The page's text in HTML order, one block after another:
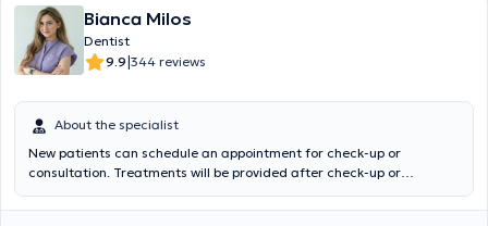
Bianca Milos
Dentist
9.9|344 reviews
About the specialist
New patients can schedule an appointment for check-up or
consultation. Treatments will be provided after check-up or